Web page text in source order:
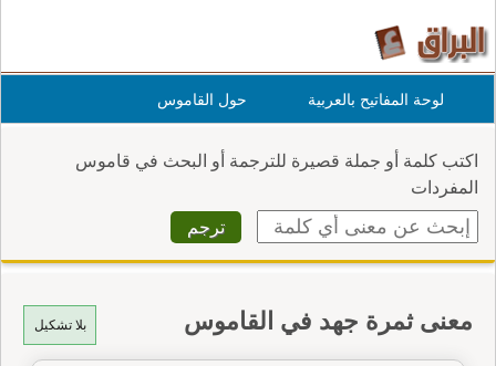
لوحة المفاتيح بالعربية حول القاموس
اكتب كلمة أو جملة قصيرة للترجمة أو البحث في قاموس
المفردات
بلا تشكيل معنى ثمرة جهد في القاموس